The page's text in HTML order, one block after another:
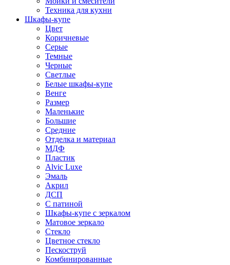
Техника для кухни
Шкафы-купе
Цвет
Коричневые
Серые
Темные
Черные
Светлые
Белые шкафы-купе
Венге
Размер
Маленькие
Большие
Средние
Отделка и материал
МДФ
Пластик
Alvic Luxe
Эмаль
Акрил
ДСП
С патиной
Шкафы-купе с зеркалом
Матовое зеркало
Стекло
Цветное стекло
Пескоструй
Комбинированные